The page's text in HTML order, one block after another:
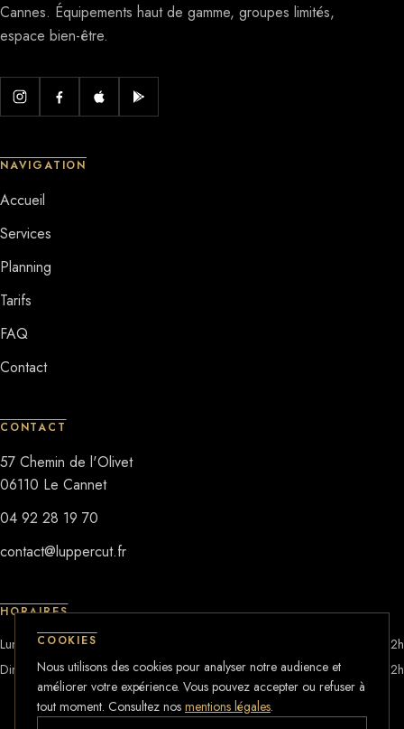
Cannes. Équipements haut de gamme, groupes limités,
espace bien-être.
NAVIGATION
Accueil
Services
Planning
Tarifs
FAQ
Contact
CONTACT
57 Chemin de l'Olivet
06110 Le Cannet
04 92 28 19 70
contact@luppercut.fr
HORAIRES
Lun–Sam
8h — 22h
Dimanche
10h — 12h
COOKIES
Nous utilisons des cookies pour analyser notre audience et
améliorer votre expérience. Vous pouvez accepter ou refuser à
tout moment. Consultez nos mentions légales.